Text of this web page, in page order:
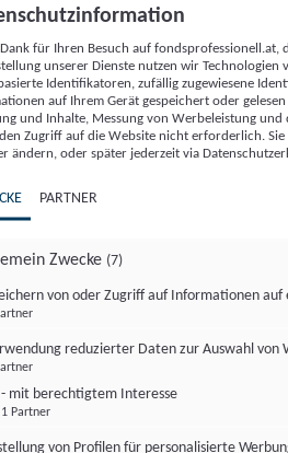
Messung von Werbeleistung
sowie Zielgruppenforschung.
Online-Kennungen (z. B. login-
generierte Kennungen,
können zusammen mit anderen
und Browserinformationen,
Technologien usw.) auf
von dort ausgelesen werden, um es
es eine App oder einer Webseite
oder mehrere der hier aufgeführten
für Ihren Besuch auf
unserer Dienste nutzen wir Technologien
Identifikatoren, zufällig zugewiesene
auf Ihrem Gerät gespeichert oder
und Inhalte, Messung von Werbeleistung
Zugriff auf die Website nicht erforderlich.
ändern, oder später jederzeit via
PARTNER
Zwecke (7)
von oder Zugriff auf Informationen auf
reduzierter Daten zur Auswahl von
- mit berechtigtem Interesse
1 Partner
von Profilen für personalisierte